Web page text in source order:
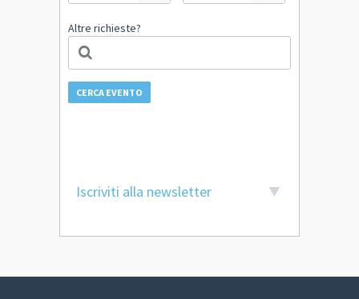
Altre richieste?
CERCA EVENTO
Iscriviti alla newsletter